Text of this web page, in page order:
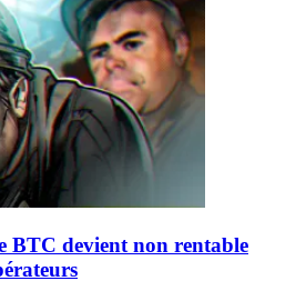
BTC devient non rentable